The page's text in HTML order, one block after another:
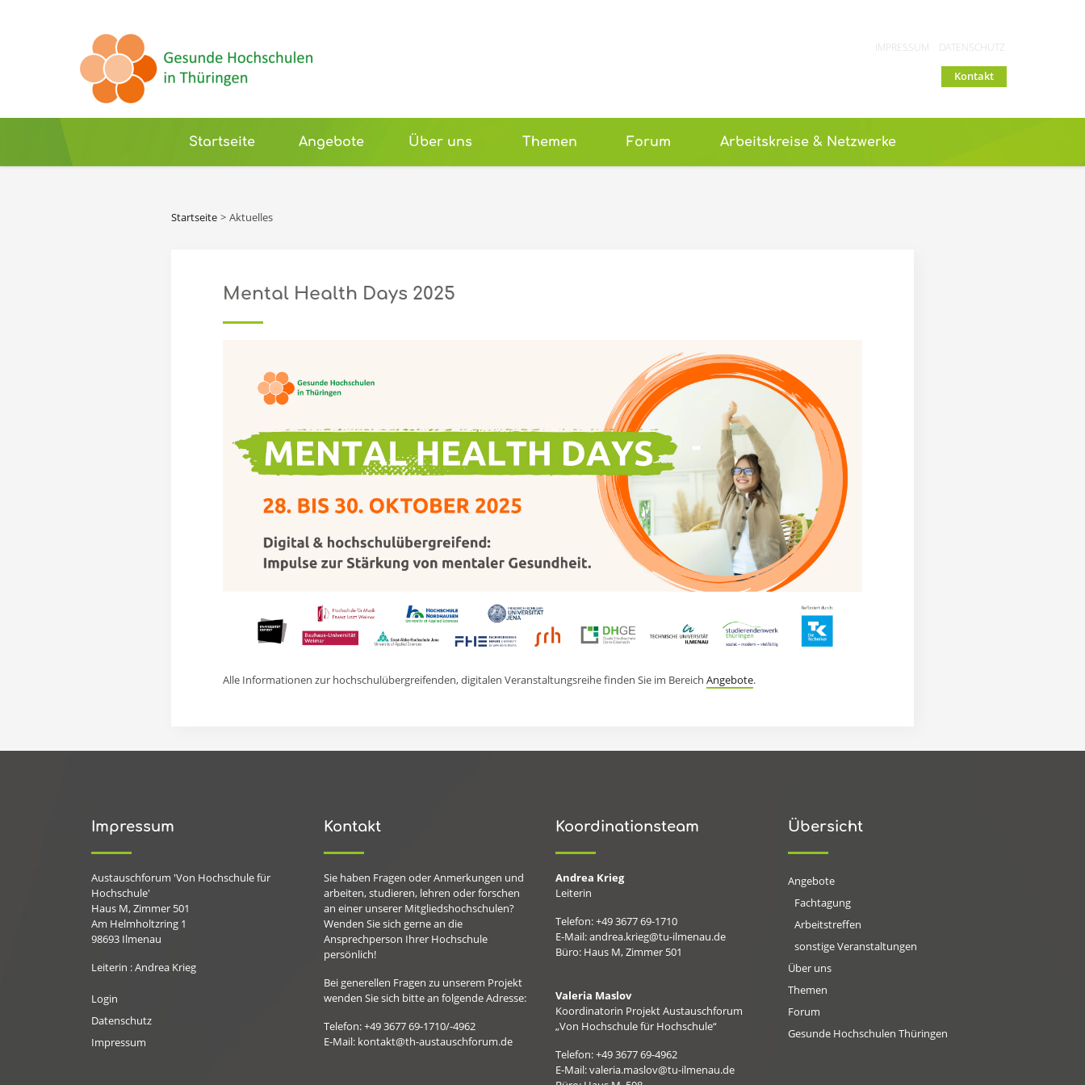
IMPRESSUM DATENSCHUTZ
Kontakt
Startseite Angebote Über uns Themen Forum Arbeitskreise & Netzwerke
Startseite Aktuelles
Mental Health Days 2025
Alle Informationen zur hochschulübergreifenden, digitalen Veranstaltungsreihe finden Sie im Bereich Angebote.
Impressum
Austauschforum 'Von Hochschule für
Hochschule'
Haus M, Zimmer 501
Am Helmholtzring 1
98693 Ilmenau
Leiterin : Andrea Krieg
Login
Datenschutz
Impressum
Kontakt
Sie haben Fragen oder Anmerkungen und
arbeiten, studieren, lehren oder forschen
an einer unserer Mitgliedshochschulen?
Wenden Sie sich gerne an die
Ansprechperson Ihrer Hochschule
persönlich!
Bei generellen Fragen zu unserem Projekt
wenden Sie sich bitte an folgende Adresse:
Telefon: +49 3677 69-1710/-4962
E-Mail: kontakt@th-austauschforum.de
Koordinationsteam
Andrea Krieg
Leiterin
Telefon: +49 3677 69-1710
E-Mail: andrea.krieg@tu-ilmenau.de
Büro: Haus M, Zimmer 501
Valeria Maslov
Koordinatorin Projekt Austauschforum
„Von Hochschule für Hochschule“
Telefon: +49 3677 69-4962
E-Mail: valeria.maslov@tu-ilmenau.de
Übersicht
Angebote
Fachtagung
Arbeitstreffen
sonstige Veranstaltungen
Über uns
Themen
Forum
Gesunde Hochschulen Thüringen